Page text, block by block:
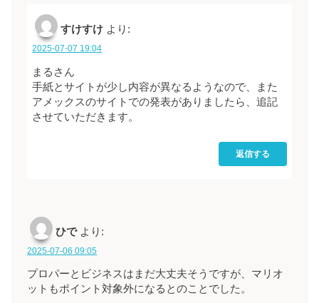
すけすけ より:
2025-07-07 19:04
まるさん
手紙とサイトが少し内容が異なるようなので、また
アメックスのサイトでの発表がありましたら、追記
させていただきます。
返信する
ひで より:
2025-07-06 09:05
プロパーとビジネスはまだ大丈夫そうですが、マリオ
ットもポイント対象外になるとのことでした。